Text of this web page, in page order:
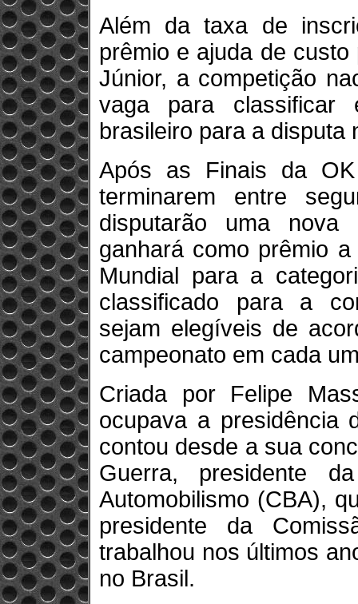
Além da taxa de
prêmio e ajuda de
Júnior, a competição
vaga para classificar
brasileiro para a disputa
Após as Finais da
terminarem entre
disputarão uma
ganhará como prêmio
Mundial para a
classificado para a
sejam elegíveis de
campeonato em cada
Criada por Felipe
ocupava a presidência
contou desde a sua
Guerra, presidente
Automobilismo (CBA),
presidente da
trabalhou nos últimos
no Brasil.